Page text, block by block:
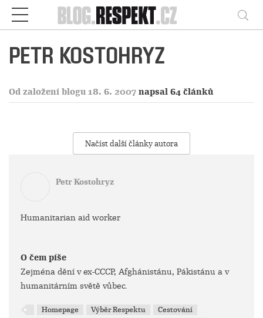
Respekt
PETR KOSTOHRYZ
Od založení blogu 18. 6. 2007 napsal 64 článků
Načíst další články autora
Petr Kostohryz
Humanitarian aid worker
O čem píše
Zejména dění v ex-CCCP, Afghánistánu, Pákistánu a v
humanitárním světě vůbec.
Homepage Výběr Respektu
Cestování